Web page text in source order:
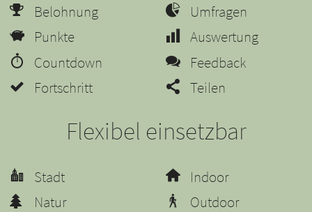
Belohnung
Punkte
Countdown
Fortschritt
Umfragen
Auswertung
Feedback
Teilen
Flexibel einsetzbar
Stadt
Natur
Indoor
Outdoor